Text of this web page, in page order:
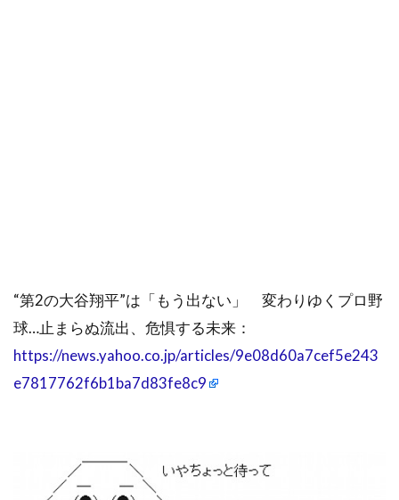
“第2の大谷翔平”は「もう出ない」 変わりゆくプロ野
球…止まらぬ流出、危惧する未来：
https://news.yahoo.co.jp/articles/9e08d60a7cef5e243
e7817762f6b1ba7d83fe8c9